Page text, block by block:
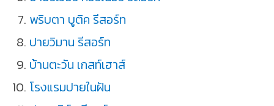
พริบตา บูติค รีสอร์ท
ปายวิมาน รีสอร์ท
บ้านตะวัน เกสท์เฮาส์
โรงแรมปายในฝัน